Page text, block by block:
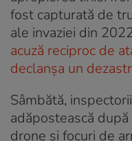
fost capturată de
ale invaziei din
acuză reciproc de
declanșa un
Sâmbătă,
adăpostească
drone și focuri de